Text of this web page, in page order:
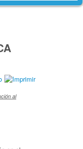
al